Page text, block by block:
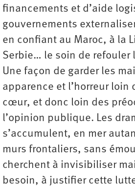
financements et d’aide
gouvernements
en confiant au Maroc, à la
Serbie… le soin de refouler
Une façon de garder les
apparence et l’horreur loin
cœur, et donc loin des
l’opinion publique. Les
s’accumulent, en mer
murs frontaliers, sans
cherchent à invisibiliser
besoin, à justifier cette